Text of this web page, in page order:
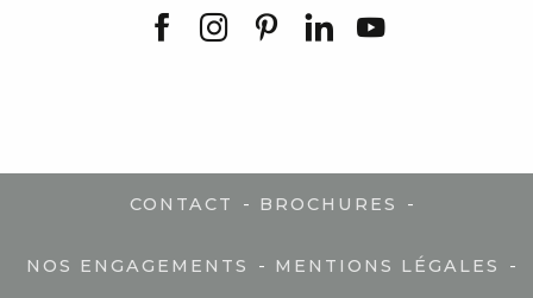
CONTACT - BROCHURES -
NOS ENGAGEMENTS - MENTIONS LÉGALES -